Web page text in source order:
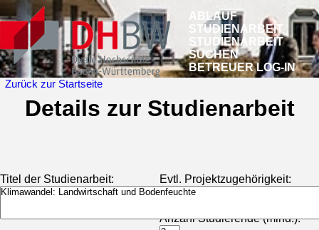
ABLAUF
STUDIENARBEIT
STUDIENARBEIT
SUCHEN
BETREUER LOG-IN
Zurück zur Startseite
Details zur Studienarbeit
Titel der Studienarbeit: Evtl. Projektzugehörigkeit:
Anzahl Studierende (mind.):